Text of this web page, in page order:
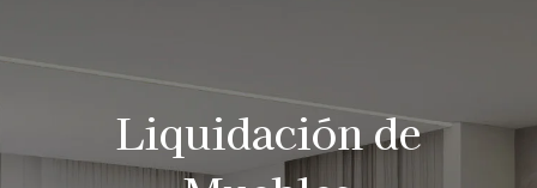
Liquidación de